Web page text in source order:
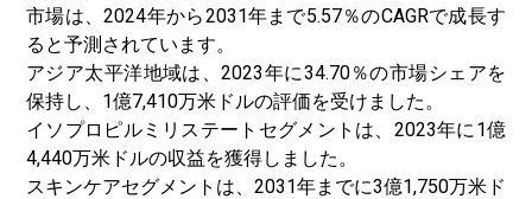
市場は、2024年から2031年まで5.57％のCAGRで成長す
ると予測されています。
アジア太平洋地域は、2023年に34.70％の市場シェアを
保持し、1億7,410万米ドルの評価を受けました。
イソプロピルミリステートセグメントは、2023年に1億
4,440万米ドルの収益を獲得しました。
スキンケアセグメントは、2031年までに3億1,750万米ド